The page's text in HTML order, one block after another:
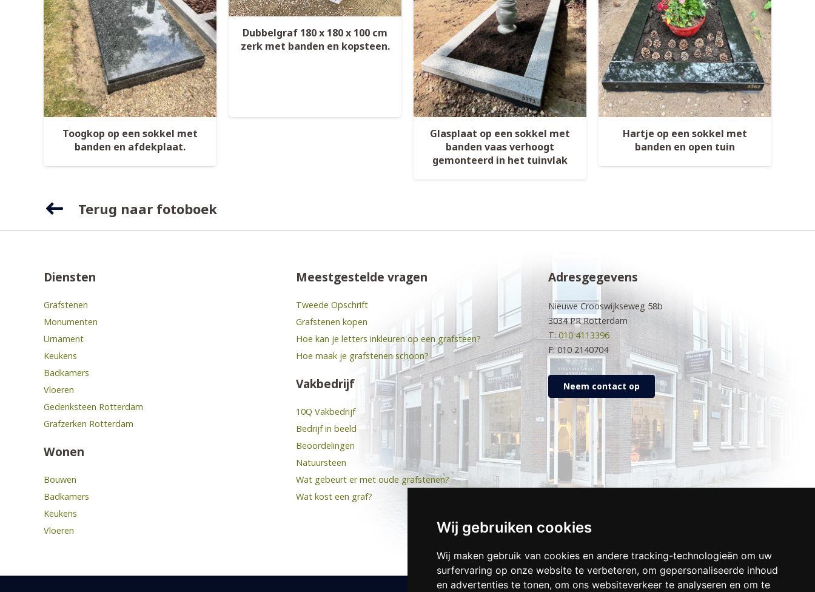
Wij gebruiken cookies
Wij maken gebruik van cookies en andere tracking-technologieën om uw
surfervaring op onze website te verbeteren, om gepersonaliseerde inhoud
en advertenties te tonen, om ons websiteverkeer te analyseren en om te
Toogkop op een sokkel met
banden en afdekplaat.
Dubbelgraf 180 x 180 x 100 cm
zerk met banden en kopsteen.
Glasplaat op een sokkel met
banden vaas verhoogt
gemonteerd in het tuinvlak
Hartje op een sokkel met
banden en open tuin
Terug naar fotoboek
Diensten
Grafstenen
Monumenten
Urnament
Keukens
Badkamers
Vloeren
Gedenksteen Rotterdam
Grafzerken Rotterdam
Wonen
Bouwen
Badkamers
Keukens
Vloeren
Meestgestelde vragen
Tweede Opschrift
Grafstenen kopen
Hoe kan je letters inkleuren op een grafsteen?
Hoe maak je grafstenen schoon?
Vakbedrijf
10Q Vakbedrijf
Bedrijf in beeld
Beoordelingen
Natuursteen
Wat gebeurt er met oude grafstenen?
Wat kost een graf?
Adresgegevens
Nieuwe Crooswijkseweg 58b
3034 PR Rotterdam
T: 010 4113396
F: 010 2140704
Neem contact op